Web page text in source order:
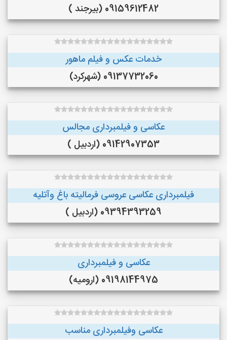
09159612482 (بیرجند )
خدمات عکس و فیلم ماهور
09137732060 (شهرکرد)
عکاسی و فیلمبرداری مجالس
09142907353 (اردبیل )
فیلمبرداری عکاسی عروسی فرمالیته باغ وآتلیه
09394393259 (اردبیل )
عکاسی و فیلمبرداری
09198144975 (ارومیه)
عکاسی وفیلمبرداری مناسب